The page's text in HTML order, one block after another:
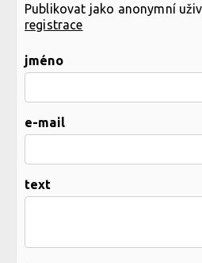
Publikovat jako anonymní
registrace
jméno
e-mail
text